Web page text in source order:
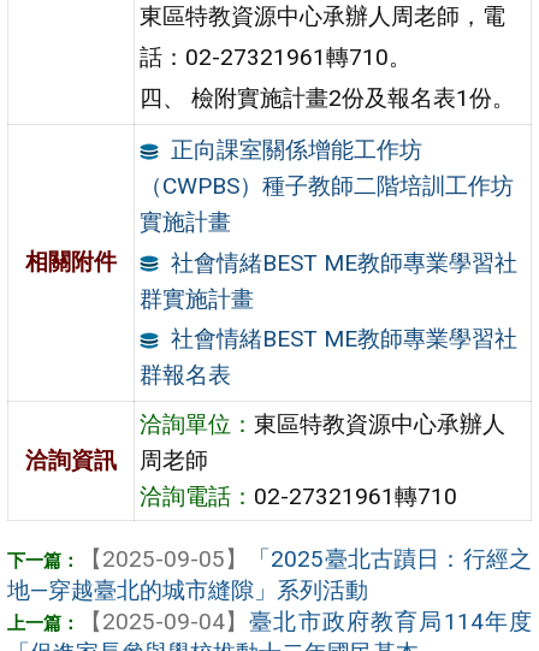
東區特教資源中心承辦人周老師，電
話：02-27321961轉710。
四、 檢附實施計畫2份及報名表1份。
相關附件
正向課室關係增能工作坊
（CWPBS）種子教師二階培訓工作坊
實施計畫
社會情緒BEST ME教師專業學習社
群實施計畫
社會情緒BEST ME教師專業學習社
群報名表
洽詢資訊
洽詢單位：東區特教資源中心承辦人
周老師
洽詢電話： 02-27321961轉710
【2025-09-05】
「2025臺北古蹟日：行經之
地—穿越臺北的城市縫隙」系列活動
【2025-09-04】 臺北市政府教育局114年度